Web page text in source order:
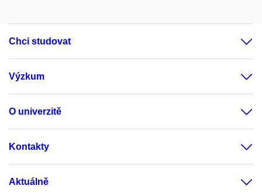
Právní odbor
Oddělení digitalizace
Pracoviště celouniverzitní ochrany práv
Pracoviště pověřence pro ochranu
osobních údajů
Chci studovat
Výzkum
O univerzitě
Kontakty
Aktuálně